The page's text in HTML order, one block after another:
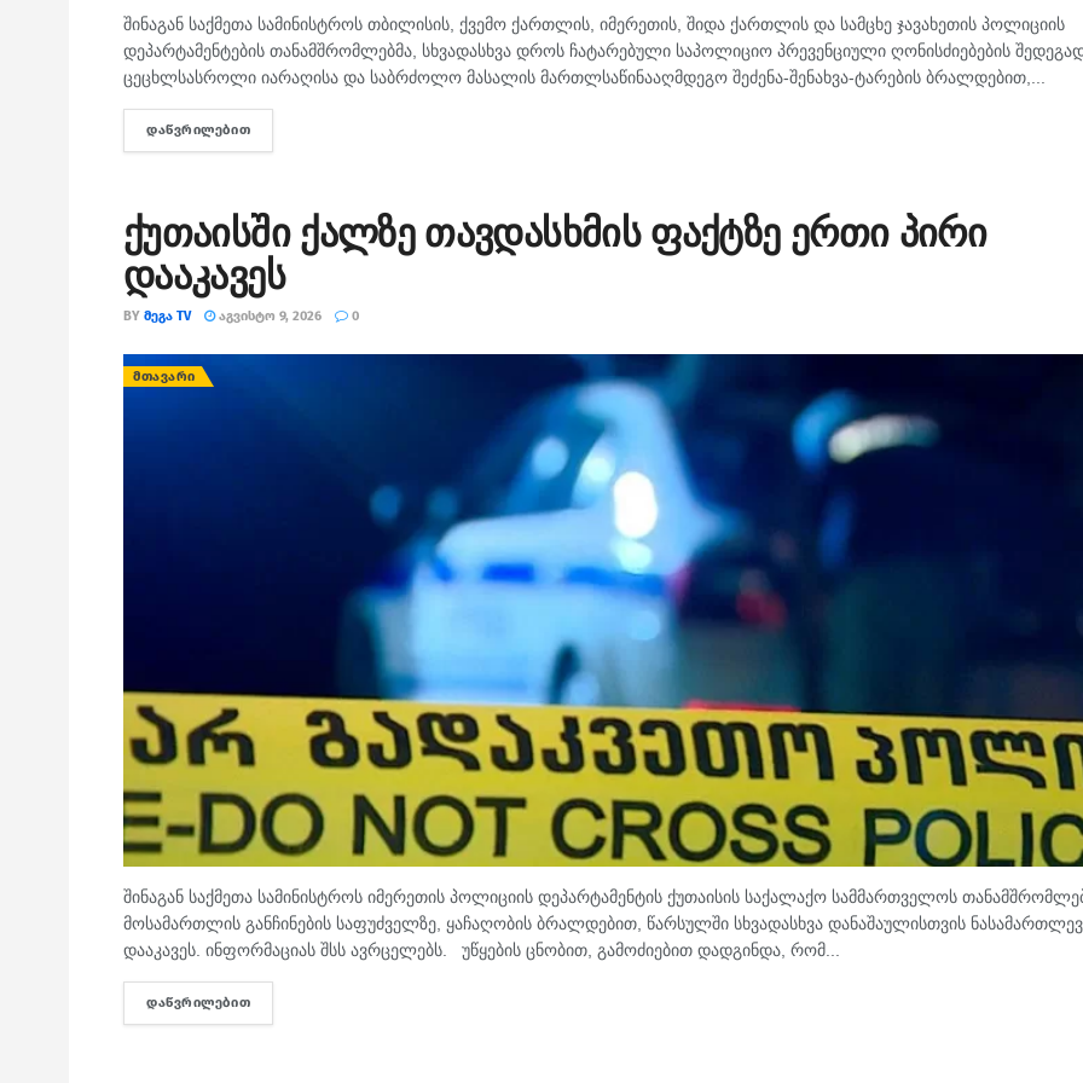
შინაგან საქმეთა სამინისტროს თბილისის, ქვემო ქართლის, იმერეთის, შიდა ქართლის და სამცხე ჯავახეთის პოლიციის
დეპარტამენტების თანამშრომლებმა, სხვადასხვა დროს ჩატარებული საპოლიციო პრევენციული ღონისძიებების
ცეცხლსასროლი იარაღისა და საბრძოლო მასალის მართლსაწინააღმდეგო შეძენა-შენახვა-ტარების ბრალდებით,...
ᲓᲐᲬᲕᲠᲘᲚᲔᲑᲘᲗ
ქუთაისში ქალზე თავდასხმის ფაქტზე ერთი პირი
დააკავეს
BY ᲛᲔᲒᲐ TV ᲐᲒᲕᲘᲡᲢᲝ 9, 2026 0
ᲛᲗᲐᲕᲐᲠᲘ
შინაგან საქმეთა სამინისტროს იმერეთის პოლიციის დეპარტამენტის ქუთაისის საქალაქო სამმართველოს
მოსამართლის განჩინების საფუძველზე, ყაჩაღობის ბრალდებით, წარსულში სხვადასხვა დანაშაულისთვის
დააკავეს. ინფორმაციას შსს ავრცელებს. უწყების ცნობით, გამოძიებით დადგინდა, რომ...
ᲓᲐᲬᲕᲠᲘᲚᲔᲑᲘᲗ